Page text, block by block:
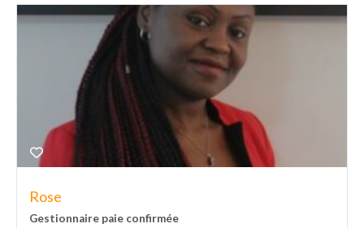
Rose
Gestionnaire paie confirmée